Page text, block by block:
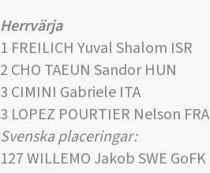
Herrvärja
1 FREILICH Yuval Shalom ISR
2 CHO TAEUN Sandor HUN
3 CIMINI Gabriele ITA
3 LOPEZ POURTIER Nelson FRA
Svenska placeringar:
127 WILLEMO Jakob SWE GoFK